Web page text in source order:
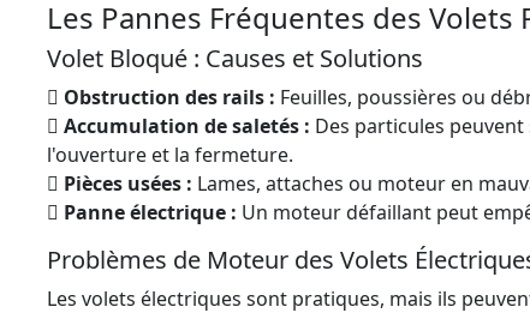
Les Pannes Fréquentes des Volets
Volet Bloqué : Causes et Solutions
Obstruction des rails : Feuilles, poussières ou
Accumulation de saletés : Des particules
l'ouverture et la fermeture.
Pièces usées : Lames, attaches ou moteur en
Panne électrique : Un moteur défaillant peut
Problèmes de Moteur des Volets
Les volets électriques sont pratiques, mais ils